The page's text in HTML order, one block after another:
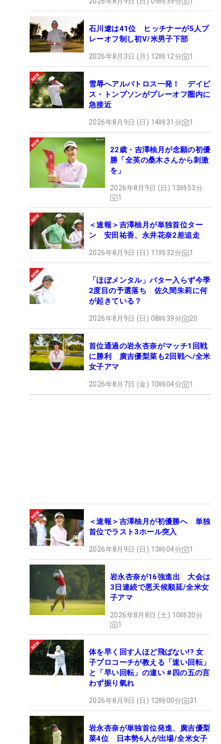
石川遼は41位 ヒッチナーが5人プ
レーオフ制し初V/米男子下部
2026年8月3日 (月) 12時12分 1
雪辱へアルバトロス一発！ デイビ
ス・トンプソンがプレーオフ圏内に
急接近
2026年8月9日 (日) 14時31分 1
22歳・吉澤柚月が念願の初優
勝「全英の桑木さんから刺激
を」
2026年8月9日 (日) 13時53分
1
＜速報＞吉澤柚月が単独首位ター
ン 安田祐香、永井花奈2差追走
2026年8月9日 (日) 11時32分 1
「ほぼメンタル」パター入らず今季
2度目の予選落ち 佐久間朱莉に何
が起きている？
2026年8月9日 (日) 08時39分 20
首位通過の岩永杏奈がマッチ1回戦
に勝利 廣吉優梨菜も2回戦へ/全米
女子アマ
2026年8月7日 (金) 10時04分 1
＜速報＞吉澤柚月が初優勝へ 単独
首位でラスト3ホール突入
2026年8月9日 (日) 13時04分 1
岩永杏奈が16強進出 大会は
3日連続で悪天候順延/全米女
子アマ
2026年8月8日 (土) 10時20分
1
体を早く回す人ほど飛ばない!? 女
子プロコーチが教える「速い回転」
と「早い回転」の違い #四の五の言
わず振り氣れ
2026年8月9日 (日) 12時00分 31
岩永杏奈が単独首位発進、廣吉優梨
菜4位 日本勢6人が出場/全米女子